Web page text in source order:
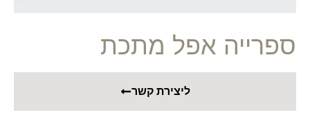
ספרייה אפל מתכת
ליצירת קשר